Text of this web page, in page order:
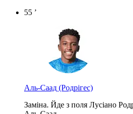
55 ’
Аль-Саад (Родрігес)
Заміна. Йде з поля Лусіано